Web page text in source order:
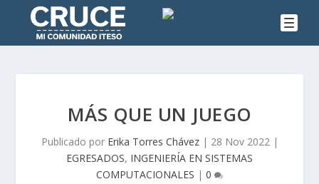
MÁS QUE UN JUEGO
Publicado por Erika Torres Chávez| 28 Nov 2022|
EGRESADOS, INGENIERÍA EN SISTEMAS
COMPUTACIONALES | 0